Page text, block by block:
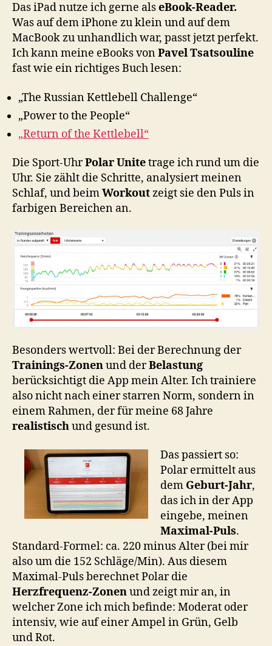
Das iPad nutze ich gerne alseBook-Reader.
Was auf dem iPhone zu klein und auf dem
MacBook zu unhandlich war, passt jetzt perfekt.
Ich kann meine eBooks vonPavel Tsatsouline
fast wie ein richtiges Buch lesen:
„The Russian Kettlebell Challenge“
„Power to the People“
„Return of the Kettlebell“
Die Sport-UhrPolar Unitetrage ich rund um die
Uhr. Sie zählt die Schritte, analysiert meinen
Schlaf, und beimWorkoutzeigt sie den Puls in
farbigen Bereichen an.
Besonders wertvoll: Bei der Berechnung der
Trainings-Zonenund derBelastung
berücksichtigt die App mein Alter. Ich trainiere
also nicht nach einer starren Norm, sondern in
einem Rahmen, der für meine 68 Jahre
realistischund gesund ist.
Das passiert so:
Polar ermittelt aus
dem Geburt-Jahr,
das ich in der App
eingebe, meinen
Maximal-Puls.
Standard-Formel: ca. 220 minus Alter (bei mir
also um die 152 Schläge/Min). Aus diesem
Maximal-Puls berechnet Polar die
Herzfrequenz-Zonenund zeigt mir an, in
welcher Zone ich mich befinde: Moderat oder
intensiv, wie auf einer Ampel in Grün, Gelb
und Rot.